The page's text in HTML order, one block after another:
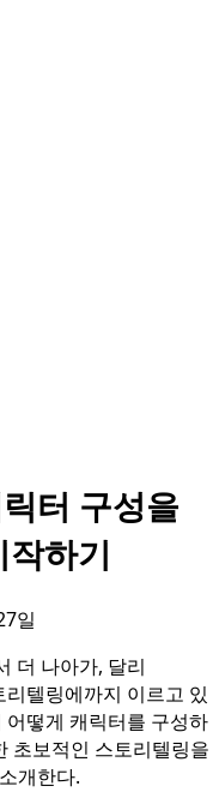
터 구성을
하기
일
더 나아가, 달리
텔링에까지 이르고 있
어떻게 캐릭터를 구성하
초보적인 스토리텔링을
개한다.